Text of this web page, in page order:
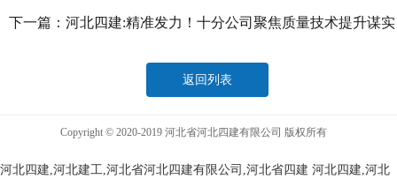
下一篇： 河北四建:精准发力！十分公司聚焦质量技术提升谋实
返回列表
Copyright © 2020-2019 河北省河北四建有限公司 版权所有
河北四建,河北建工,河北省河北四建有限公司,河北省四建 河北四建,河北